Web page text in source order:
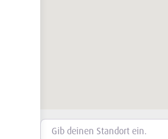
Gib deinen Standort ein.